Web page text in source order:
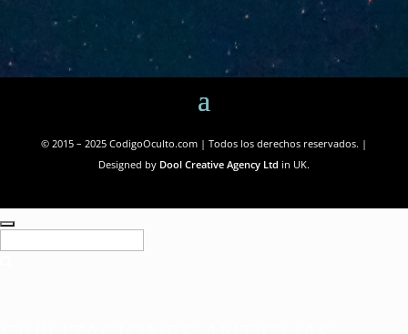
© 2015 – 2025 CodigoOculto.com | Todos los derechos reservados. |
Designed by Dool Creative Agency Ltd in UK.